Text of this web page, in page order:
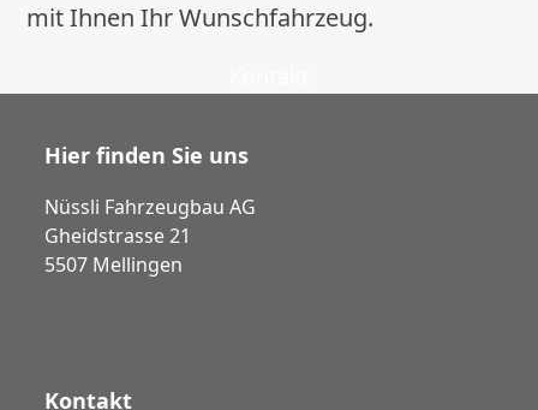
mit Ihnen Ihr Wunschfahrzeug.
Hier finden Sie uns
Nüssli Fahrzeugbau AG
Gheidstrasse 21
5507 Mellingen
Kontakt